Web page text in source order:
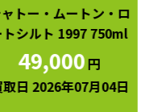
ー・ムートン・ロ
ルト 1997 750ml
49,000円
2026年07月04日